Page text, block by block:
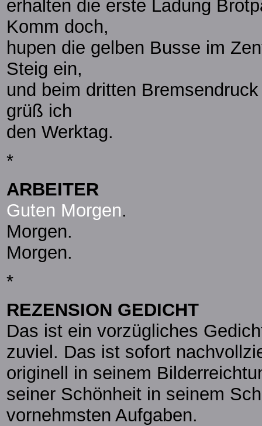
erhalten die erste Ladung
Komm doch,
hupen die gelben Busse im
Steig ein,
und beim dritten Bremsendruck
grüß ich
den Werktag.
*
ARBEITER
Guten Morgen.
Morgen.
Morgen.
*
REZENSION GEDICHT
Das ist ein vorzügliches
zuviel. Das ist sofort
originell in seinem
seiner Schönheit in seinem
vornehmsten Aufgaben.